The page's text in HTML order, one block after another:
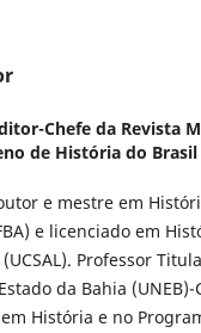
Chefe da Revista
de História do
e mestre em
e licenciado em
Professor
da Bahia
História e no